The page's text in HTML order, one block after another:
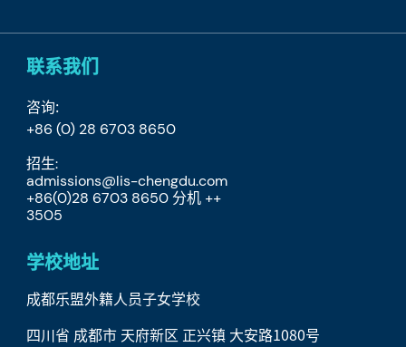
联系我们
咨询:
+86 (0) 28 6703 8650
招生:
admissions@lis-chengdu.com
+86(0)28 6703 8650 分机 ++
​3505
学校地址
成都乐盟外籍人员子女学校
四川省 成都市 天府新区 正兴镇 大安路1080号